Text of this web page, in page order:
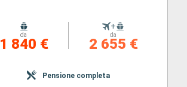
da
1 840 €
+
da
2 655 €
Pensione completa